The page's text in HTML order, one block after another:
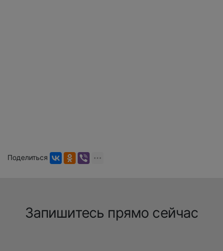
Поделиться
Запишитесь прямо сейчас